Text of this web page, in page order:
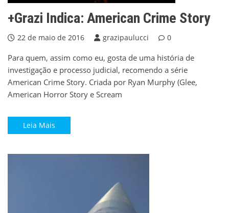
+Grazi Indica: American Crime Story
22 de maio de 2016 grazipaulucci 0
Para quem, assim como eu, gosta de uma história de
investigação e processo judicial, recomendo a série
American Crime Story. Criada por Ryan Murphy (Glee,
American Horror Story e Scream
Leia Mais